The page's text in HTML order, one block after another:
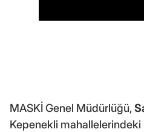
MASKİ Genel Müdürlüğü,
Kepenekli